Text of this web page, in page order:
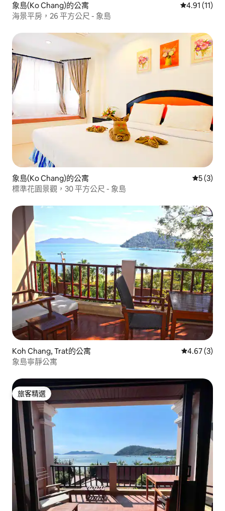
象島(Ko Chang)的公寓 從 11 則評價
4.91 (11)
海景平房，26 平方公尺 - 象島
象島(Ko Chang)的公寓 從 3 則評
5 (3)
標準花園景觀，30 平方公尺 - 象島
Koh Chang, Trat的公寓 從 3 則評價
4.67 (3)
象島寧靜公寓
旅客精選
旅客精選